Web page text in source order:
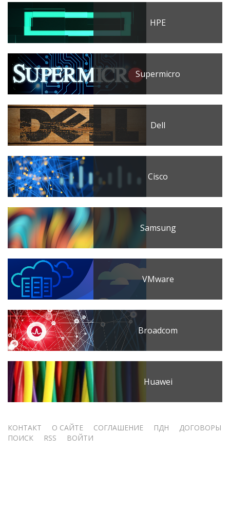
HPE
Supermicro
Dell
Cisco
Samsung
VMware
Broadcom
Huawei
Меню
КОНТАКТ О САЙТЕ СОГЛАШЕНИЕ ПДН
ДОГОВОРЫ
ПОИСК
RSS ВОЙТИ